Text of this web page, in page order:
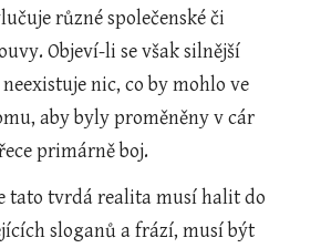
různé společenské či
Objeví-li se však silnější
nic, co by mohlo ve
aby byly proměněny v cár
primárně boj.
tato tvrdá realita musí halit do
sloganů a frází, musí být